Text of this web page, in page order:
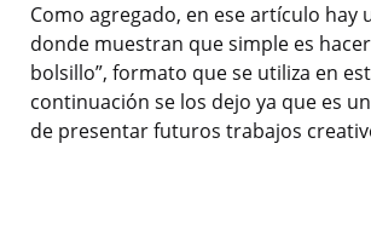
Como agregado, en ese artículo hay
donde muestran que simple es
bolsillo”, formato que se utiliza en
continuación se los dejo ya que es
de presentar futuros trabajos